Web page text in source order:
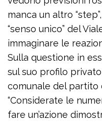
manca un altro
“senso unico” del
immaginare le
Sulla questione in
sul suo profilo
comunale del partito
“Considerate le
fare un’azione